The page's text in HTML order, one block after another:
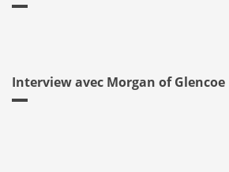
Interview avec Morgan of Glencoe